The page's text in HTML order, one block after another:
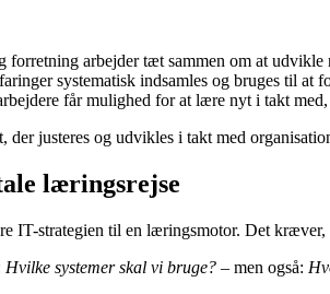
forretning arbejder tæt sammen om at udvikle
systematisk indsamles og bruges til at
får mulighed for at lære nyt i takt
der justeres og udvikles i takt med
læringsrejse
IT-strategien til en læringsmotor. Det
Hvilke systemer skal vi bruge? – men også: